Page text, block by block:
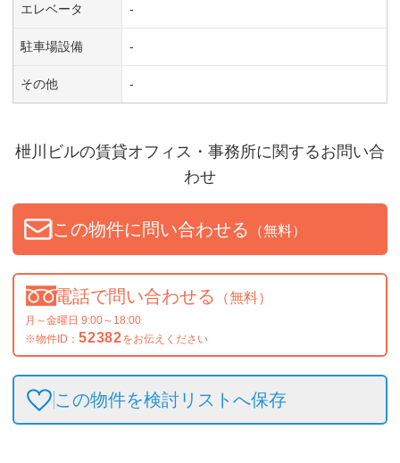
エレベータ -
駐車場設備 -
その他 -
枻川ビルの賃貸オフィス・事務所に関するお問い合
わせ
この物件に問い合わせる （無料）
電話で問い合わせる （無料）
月～金曜日 9:00～18:00
※物件ID： 52382をお伝えください
この物件を検討リストへ保存